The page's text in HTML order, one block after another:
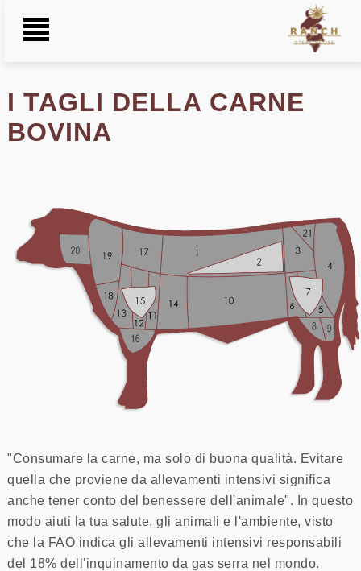
Toggle
SINNAI
CONTATTI
GALLERY
I TAGLI DELLA CARNE
BOVINA
"Consumare la carne, ma solo di buona qualità. Evitare
quella che proviene da allevamenti intensivi significa
anche tener conto del benessere dell'animale". In questo
modo aiuti la tua salute, gli animali e l'ambiente, visto
che la FAO indica gli allevamenti intensivi responsabili
del 18% dell'inquinamento da gas serra nel mondo.